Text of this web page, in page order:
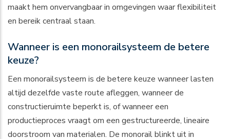
maakt hem onvervangbaar in omgevingen waar flexibiliteit
en bereik centraal staan.
Wanneer is een monorailsysteem de betere
keuze?
Een monorailsysteem is de betere keuze wanneer lasten
altijd dezelfde vaste route afleggen, wanneer de
constructieruimte beperkt is, of wanneer een
productieproces vraagt om een gestructureerde, lineaire
doorstroom van materialen. De monorail blinkt uit in